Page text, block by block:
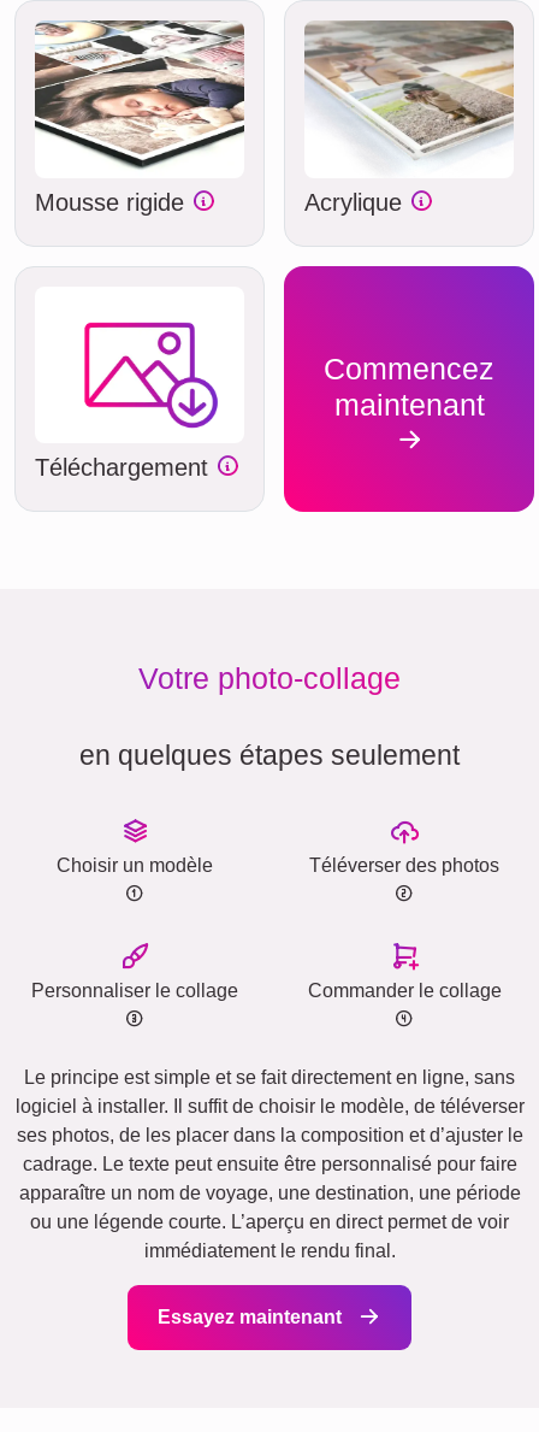
Mousse rigide Acrylique
Téléchargement
Commencez
maintenant
Votre photo-collage
en quelques étapes seulement
Choisir un modèle Téléverser des photos
Personnaliser le collage Commander le collage
Le principe est simple et se fait directement en ligne, sans
logiciel à installer. Il suffit de choisir le modèle, de téléverser
ses photos, de les placer dans la composition et d’ajuster le
cadrage. Le texte peut ensuite être personnalisé pour faire
apparaître un nom de voyage, une destination, une période
ou une légende courte. L’aperçu en direct permet de voir
immédiatement le rendu final.
Essayez maintenant